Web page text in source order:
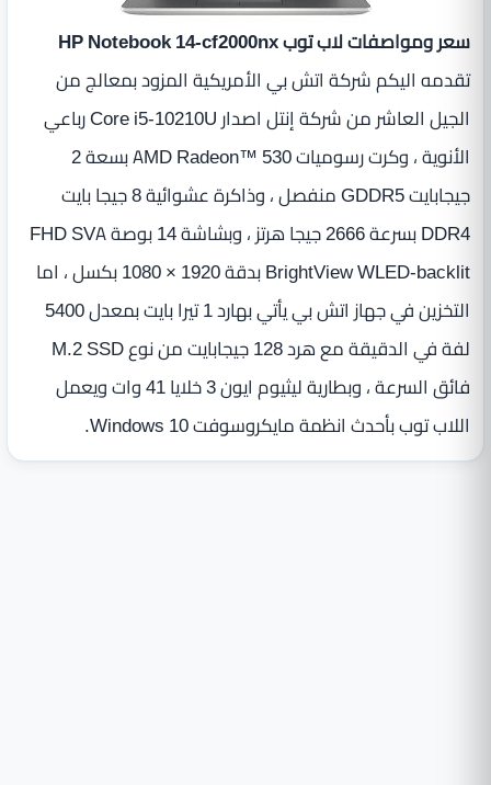
سعر ومواصفات لاب توب HP Notebook 14-cf2000nx
تقدمه اليكم شركة اتش بي الأمريكية المزود بمعالج من
الجيل العاشر من شركة إنتل اصدار Core i5-10210U رباعي
الأنوية ، وكرت رسوميات AMD Radeon™ 530 بسعة 2
جيجابايت GDDR5 منفصل ، وذاكرة عشوائية 8 جيجا بايت
DDR4 بسرعة 2666 جيجا هرتز ، وبشاشة 14 بوصة FHD SVA
BrightView WLED-backlit بدقة 1920 × 1080 بكسل ، اما
التخزين في جهاز اتش بي يأتي بهارد 1 تيرا بايت بمعدل 5400
لفة في الدقيقة مع هرد ‎128 جيجابايت من نوع M.2 SSD
فائق السرعة ، وبطارية ليثيوم ايون 3 خلايا 41 وات ويعمل
اللاب توب بأحدث انظمة مايكروسوفت Windows 10.